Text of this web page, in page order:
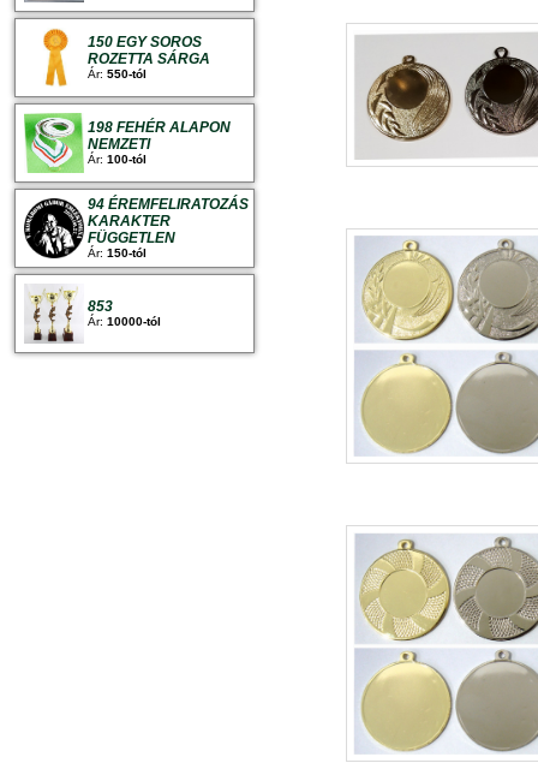
150 EGY SOROS
ROZETTA SÁRGA
Ár: 550-tól
198 FEHÉR ALAPON
NEMZETI
Ár: 100-tól
94 ÉREMFELIRATOZÁS
KARAKTER
FÜGGETLEN
Ár: 150-tól
853
Ár: 10000-tól